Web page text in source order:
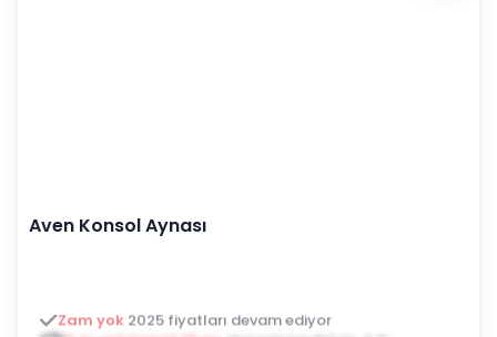
Aven Konsol Aynası
3 ay ertelemeli 18 ayalışveriş kredisiyle öde